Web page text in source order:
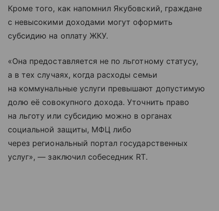
Кроме того, как напомнил Якубовский, граждане
с невысокими доходами могут оформить
субсидию на оплату ЖКУ.
«Она предоставляется не по льготному статусу,
а в тех случаях, когда расходы семьи
на коммунальные услуги превышают допустимую
долю её совокупного дохода. Уточнить право
на льготу или субсидию можно в органах
социальной защиты, МФЦ либо
через региональный портал государственных
услуг», — заключил собеседник RT.